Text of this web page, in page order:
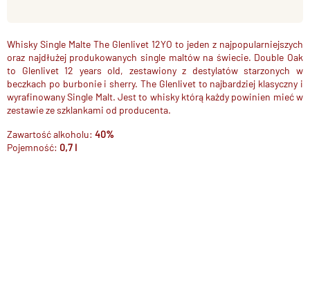
Whisky Single Malte The Glenlivet 12YO to jeden z najpopularniejszych
oraz najdłużej produkowanych single maltów na świecie. Double Oak
to Glenlivet 12 years old, zestawiony z destylatów starzonych w
beczkach po burbonie i sherry. The Glenlivet to najbardziej klasyczny i
wyrafinowany Single Malt. Jest to whisky którą każdy powinien mieć w
zestawie ze szklankami od producenta.
Zawartość alkoholu: 40%
Pojemność: 0,7 l